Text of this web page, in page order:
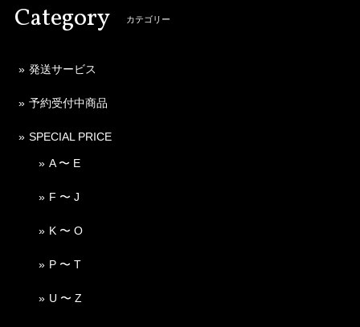
Category カテゴリー
発送サービス
予約受付中商品
SPECIAL PRICE
A 〜 E
F 〜 J
K 〜 O
P 〜 T
U 〜 Z